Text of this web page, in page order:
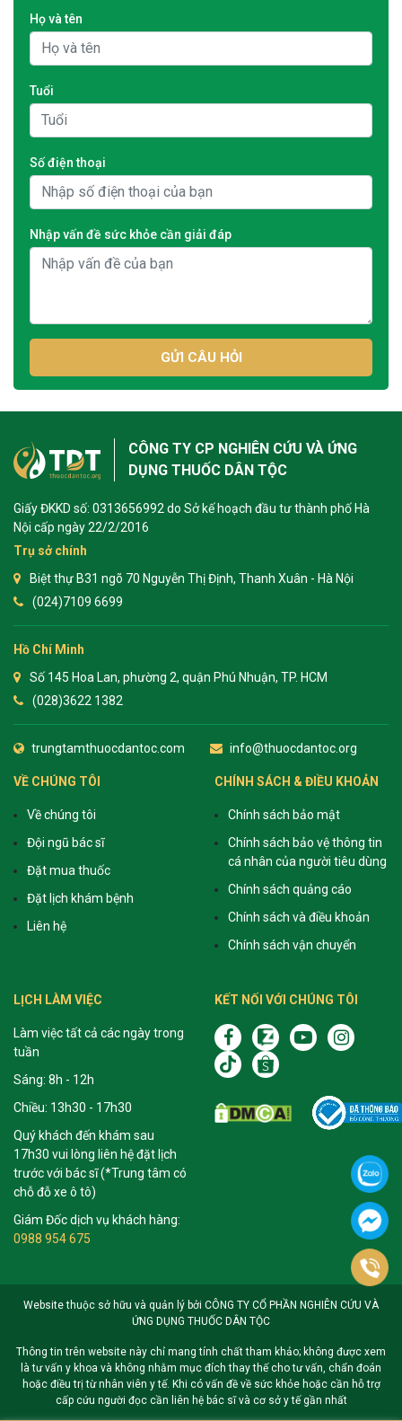
Họ và tên
Tuổi
Số điện thoại
Nhập vấn đề sức khỏe cần giải đáp
GỬI CÂU HỎI
CÔNG TY CP NGHIÊN CỨU VÀ ỨNG
DỤNG THUỐC DÂN TỘC
Giấy ĐKKD số: 0313656992 do Sở kế hoạch đầu tư thành phố Hà
Nội cấp ngày 22/2/2016
Trụ sở chính
Biệt thự B31 ngõ 70 Nguyễn Thị Định, Thanh Xuân - Hà Nội
(024)7109 6699
Hồ Chí Minh
Số 145 Hoa Lan, phường 2, quận Phú Nhuận, TP. HCM
(028)3622 1382
trungtamthuocdantoc.com info@thuocdantoc.org
VỀ CHÚNG TÔI
Về chúng tôi
Đội ngũ bác sĩ
Đặt mua thuốc
Đặt lịch khám bệnh
Liên hệ
CHÍNH SÁCH & ĐIỀU KHOẢN
Chính sách bảo mật
Chính sách bảo vệ thông tin
cá nhân của người tiêu dùng
Chính sách quảng cáo
Chính sách và điều khoản
Chính sách vận chuyển
LỊCH LÀM VIỆC
Làm việc tất cả các ngày trong
tuần
Sáng: 8h - 12h
Chiều: 13h30 - 17h30
Quý khách đến khám sau
17h30 vui lòng liên hệ đặt lịch
trước với bác sĩ (*Trung tâm có
chỗ đỗ xe ô tô)
Giám Đốc dịch vụ khách hàng:
0988 954 675
KẾT NỐI VỚI CHÚNG TÔI
Website thuộc sở hữu và quản lý bởi CÔNG TY CỔ PHẦN NGHIÊN CỨU VÀ
ỨNG DỤNG THUỐC DÂN TỘC
Thông tin trên website này chỉ mang tính chất tham khảo; không được xem
là tư vấn y khoa và không nhằm mục đích thay thế cho tư vấn, chẩn đoán
hoặc điều trị từ nhân viên y tế. Khi có vấn đề về sức khỏe hoặc cần hỗ trợ
cấp cứu người đọc cần liên hệ bác sĩ và cơ sở y tế gần nhất